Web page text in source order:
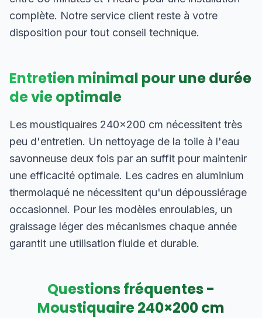
complète. Notre service client reste à votre
disposition pour tout conseil technique.
Entretien minimal pour une durée
de vie optimale
Les moustiquaires 240×200 cm nécessitent très
peu d'entretien. Un nettoyage de la toile à l'eau
savonneuse deux fois par an suffit pour maintenir
une efficacité optimale. Les cadres en aluminium
thermolaqué ne nécessitent qu'un dépoussiérage
occasionnel. Pour les modèles enroulables, un
graissage léger des mécanismes chaque année
garantit une utilisation fluide et durable.
Questions fréquentes -
Moustiquaire240×200cm